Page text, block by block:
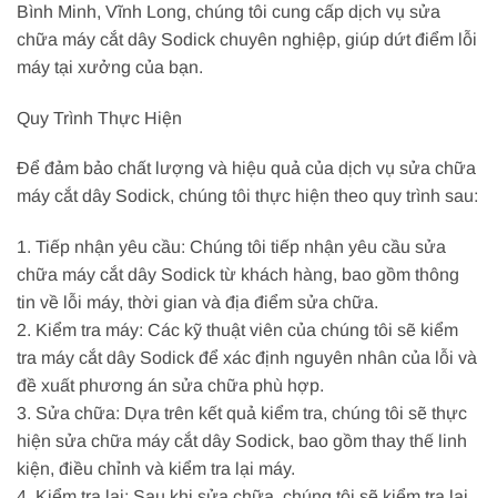
Bình Minh, Vĩnh Long, chúng tôi cung cấp dịch vụ sửa
chữa máy cắt dây Sodick chuyên nghiệp, giúp dứt điểm lỗi
máy tại xưởng của bạn.
Quy Trình Thực Hiện
Để đảm bảo chất lượng và hiệu quả của dịch vụ sửa chữa
máy cắt dây Sodick, chúng tôi thực hiện theo quy trình sau:
1. Tiếp nhận yêu cầu: Chúng tôi tiếp nhận yêu cầu sửa
chữa máy cắt dây Sodick từ khách hàng, bao gồm thông
tin về lỗi máy, thời gian và địa điểm sửa chữa.
2. Kiểm tra máy: Các kỹ thuật viên của chúng tôi sẽ kiểm
tra máy cắt dây Sodick để xác định nguyên nhân của lỗi và
đề xuất phương án sửa chữa phù hợp.
3. Sửa chữa: Dựa trên kết quả kiểm tra, chúng tôi sẽ thực
hiện sửa chữa máy cắt dây Sodick, bao gồm thay thế linh
kiện, điều chỉnh và kiểm tra lại máy.